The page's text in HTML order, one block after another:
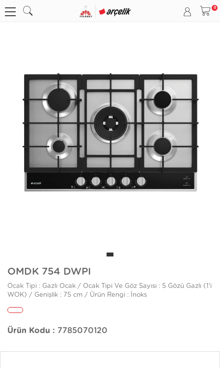
OMDK 754 DWPI
Ocak Tipi : Gazlı Ocak / Ocak Tipi Ve Göz Sayısı : 5 Gözü Gazlı (1'i
WOK) / Genişlik : 75 cm / Ürün Rengi : İnoks
Ürün Kodu : 7785070120